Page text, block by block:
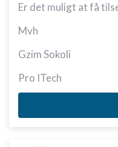
Er det muligt at få
Mvh
Gzim Sokoli
Pro ITech